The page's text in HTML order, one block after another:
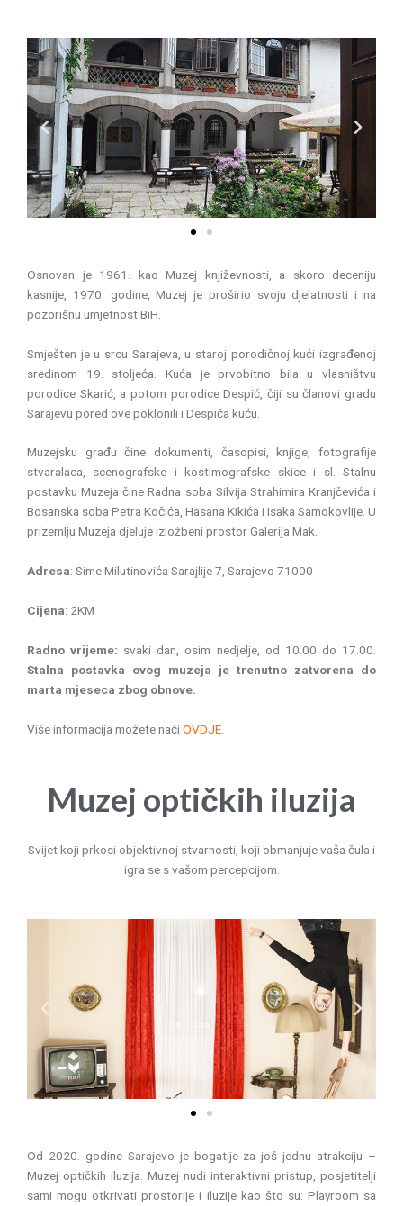
P
r
e
v
i
N
Osnovan je 1961. kao Muzej književnosti, a skoro deceniju
kasnije, 1970. godine, Muzej je proširio svoju djelatnosti i na
pozorišnu umjetnost BiH.
Smješten je u srcu Sarajeva, u staroj porodičnoj kući izgrađenoj
sredinom 19. stoljeća. Kuća je prvobitno bila u vlasništvu
porodice Skarić, a potom porodice Despić, čiji su članovi gradu
Sarajevu pored ove poklonili i Despića kuću.
Muzejsku građu čine dokumenti, časopisi, knjige, fotografije
stvaralaca, scenografske i kostimografske skice i sl. Stalnu
postavku Muzeja čine Radna soba Silvija Strahimira Kranjčevića i
Bosanska soba Petra Kočića, Hasana Kikića i Isaka Samokovlije. U
prizemlju Muzeja djeluje izložbeni prostor Galerija Mak.
Adresa: Sime Milutinovića Sarajlije 7, Sarajevo 71000
Cijena: 2KM
Radno vrijeme: svaki dan, osim nedjelje, od 10.00 do 17.00.
Stalna postavka ovog muzeja je trenutno zatvorena do
marta mjeseca zbog obnove.
Više informacija možete naćiOVDJE
Muzej optičkih iluzija
Svijet koji prkosi objektivnoj stvarnosti, koji obmanjuje vaša čula i
igra se s vašom percepcijom.
P
e
i
s
N
e
x
t
Od 2020. godine Sarajevo je bogatije za još jednu atrakciju –
Muzej optičkih iluzija. Muzej nudi interaktivni pristup, posjetitelji
sami mogu otkrivati prostorije i iluzije kao što su: Playroom sa